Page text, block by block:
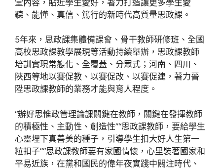
堂內容，貼近學生愛好，著力打造讓更多學生愛
聽、能懂、真信、篤行的新時代高質量思政課。
5年來，思政課集體備課會、骨干教師研修班、全國
高校思政課教學展現等活動持續舉辦，思政課教師
培訓實現常態化、全覆蓋、分眾式；河南、四川、
陜西等地以賽促教、以賽促改、以賽促建，著力晉
陞思政課教師的業務才能與育人程度。
“辦好思惟政管理論課關鍵在教師，關鍵在發揮教師
的積極性、主動性、創造性”“思政課教師，要給學生
心靈埋下真善美的種子，引導學生扣大好人生第一
粒扣子”“思政課教師要有家國情懷，心里裝著國家和
平易近族，在黨和國民的偉年夜實踐中關注時代、